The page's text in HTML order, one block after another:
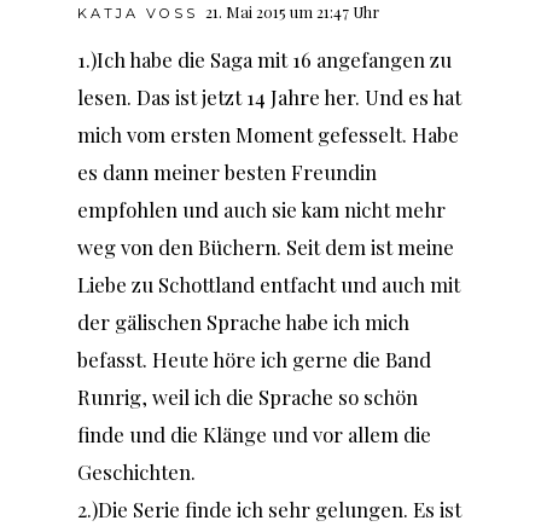
KATJA VOSS 21. Mai 2015 um 21:47 Uhr
1.)Ich habe die Saga mit 16 angefangen zu
lesen. Das ist jetzt 14 Jahre her. Und es hat
mich vom ersten Moment gefesselt. Habe
es dann meiner besten Freundin
empfohlen und auch sie kam nicht mehr
weg von den Büchern. Seit dem ist meine
Liebe zu Schottland entfacht und auch mit
der gälischen Sprache habe ich mich
befasst. Heute höre ich gerne die Band
Runrig, weil ich die Sprache so schön
finde und die Klänge und vor allem die
Geschichten.
2.)Die Serie finde ich sehr gelungen. Es ist